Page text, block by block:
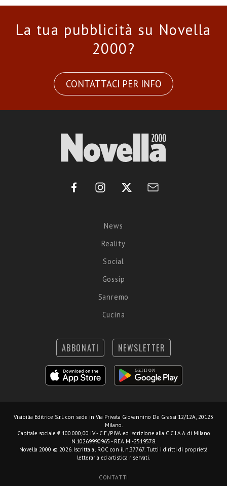
La tua pubblicità su Novella
2000?
CONTATTACI PER INFO
News
Reality
Social
Gossip
Sanremo
Cucina
ABBONATI NEWSLETTER
Visibilia Editrice S.r.l. con sede in Via Privata Giovannino De Grassi 12/12A, 20123
Milano.
Capitale sociale € 100.000,00 I.V. - C.F./P.IVA ed iscrizione alla C.C.I.A.A. di Milano
N.10269990965 - REA MI-2519578.
Novella 2000 © 2026. Iscritta al ROC con il n.37767. Tutti i diritti di proprietà
letteraria ed artistica riservati.
CONTATTI